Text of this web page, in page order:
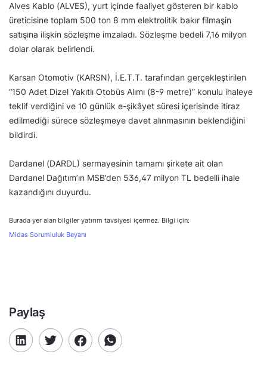
Alves Kablo (ALVES), yurt içinde faaliyet gösteren bir kablo
üreticisine toplam 500 ton 8 mm elektrolitik bakır filmaşin
satışına ilişkin sözleşme imzaladı. Sözleşme bedeli 7,16 milyon
dolar olarak belirlendi.
Karsan Otomotiv (KARSN), İ.E.T.T. tarafından gerçekleştirilen
“150 Adet Dizel Yakıtlı Otobüs Alımı (8-9 metre)” konulu ihaleye
teklif verdiğini ve 10 günlük e-şikâyet süresi içerisinde itiraz
edilmediği sürece sözleşmeye davet alınmasının beklendiğini
bildirdi.
Dardanel (DARDL) sermayesinin tamamı şirkete ait olan
Dardanel Dağıtım’ın MSB’den 536,47 milyon TL bedelli ihale
kazandığını duyurdu.
Burada yer alan bilgiler yatırım tavsiyesi içermez. Bilgi için:
Midas Sorumluluk Beyanı
Paylaş